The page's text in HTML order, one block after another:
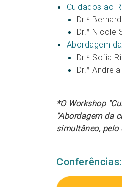
Cuidados ao
Dr.ª
Dr.ª Nicole
Abordagem
Dr.ª Sofia
Dr.ª
*O Workshop
“Abordagem da
simultâneo, pelo
Conferências: